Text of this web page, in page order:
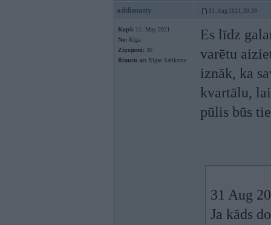
addimatty 31. Aug 2021, 20:39
Kopš: 11. May 2021
No: Rīga
Ziņojumi: 36
Braucu ar: Rīgas Satiksme
Es līdz
varētu
iznāk, ka
kvartālu,
pūlis būs
31 Aug
Ja kāds